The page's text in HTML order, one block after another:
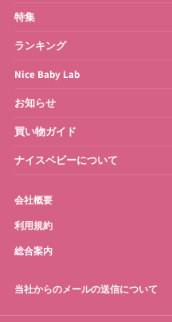
お宮参り・お祝い衣装
特集
ランキング
Nice Baby Lab
お知らせ
買い物ガイド
ナイスベビーについて
会社概要
利用規約
総合案内
当社からのメールの送信について